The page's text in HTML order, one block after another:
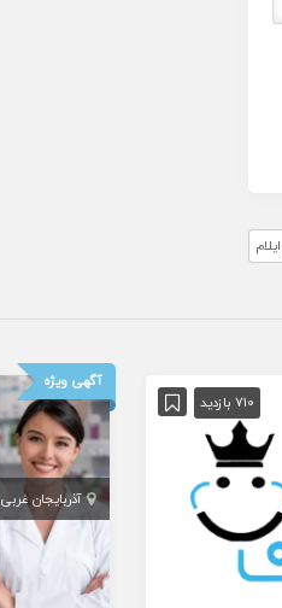
710 بازدید
آگهی ویژه
آذربایجان غربی